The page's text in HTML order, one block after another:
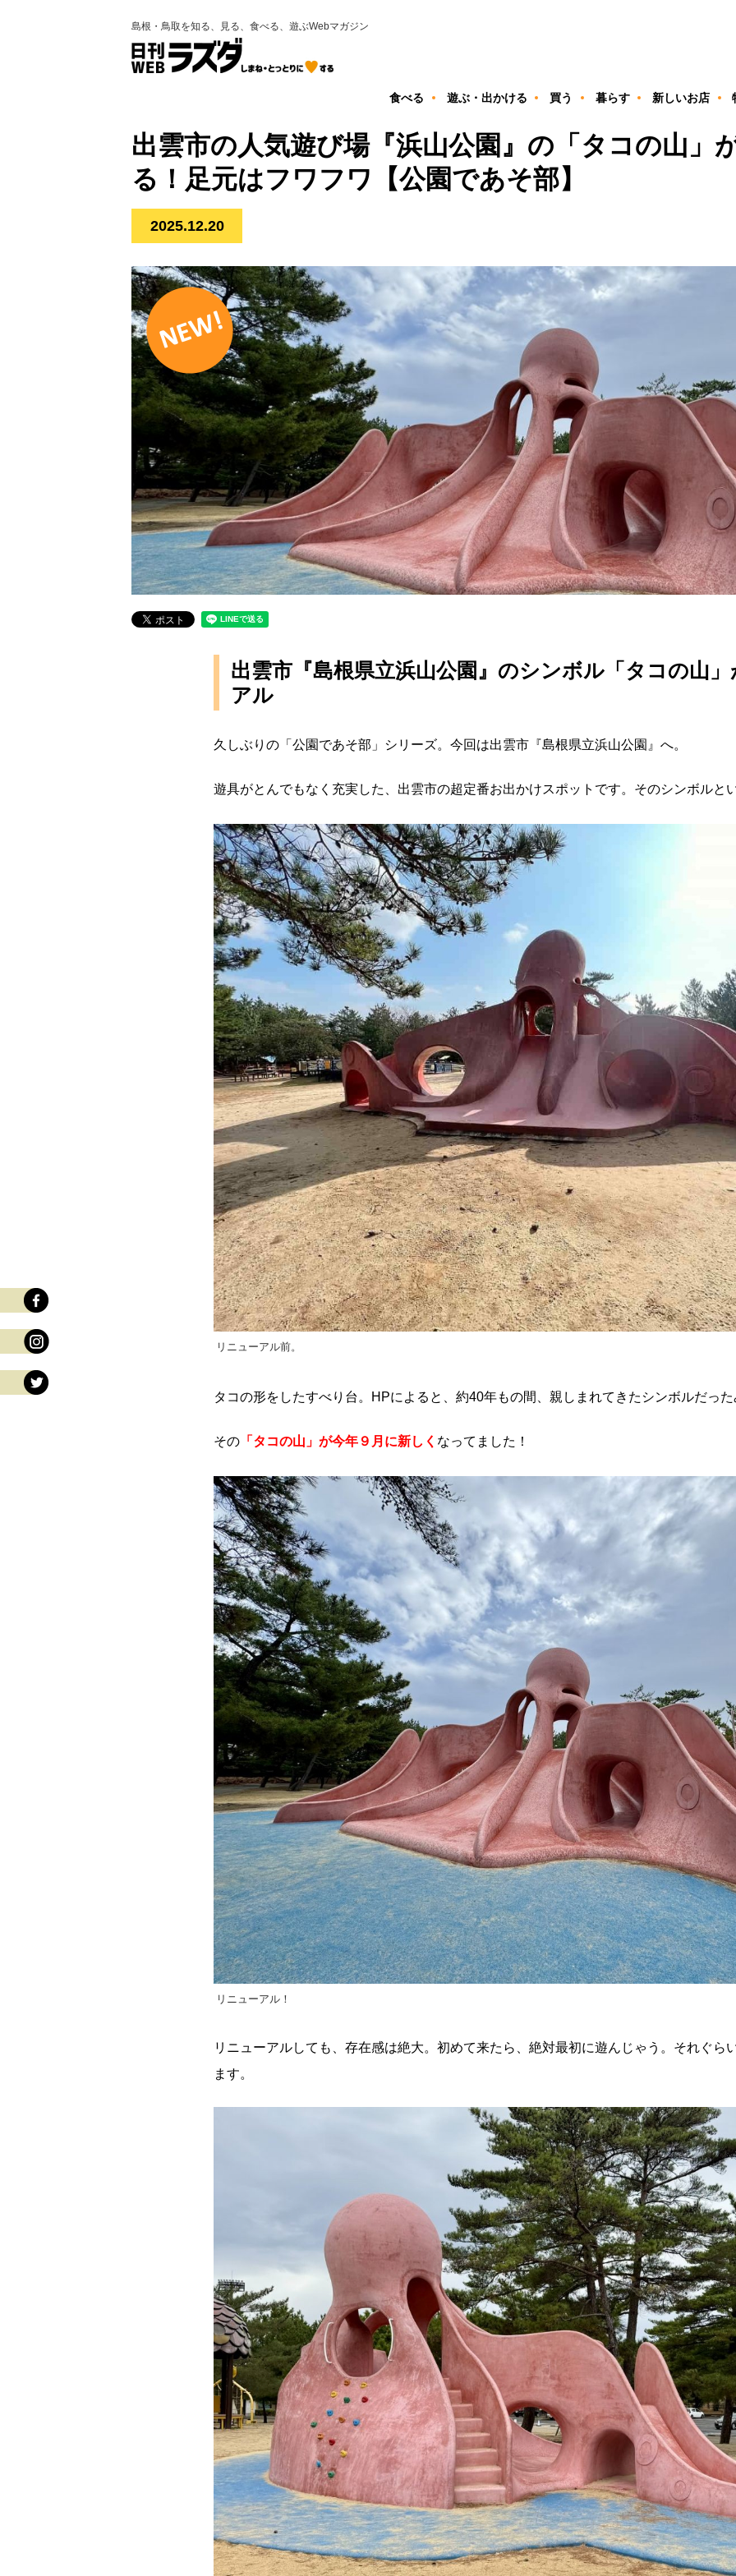
島根・鳥取を知る、見る、食べる、遊ぶWebマガジン
食べる 遊ぶ・出かける 買う 暮らす 新しいお店
出雲市の人気遊び場『浜山公園』の「タコの山」
る！足元はフワフワ【公園であそ部】
2025.12.20
出雲市『島根県立浜山公園』のシンボル「タコの山
アル
久しぶりの「公園であそ部」シリーズ。今回は出雲市『島根県立浜山公園』へ。
遊具がとんでもなく充実した、出雲市の超定番お出かけスポットです。そのシンボルと
リニューアル前。
タコの形をしたすべり台。HPによると、約40年もの間、親しまれてきたシンボルだっ
その 「タコの山」が今年９月に新しく なってました！
リニューアル！
リニューアルしても、存在感は絶大。初めて来たら、絶対最初に遊んじゃう。それぐら
ます。